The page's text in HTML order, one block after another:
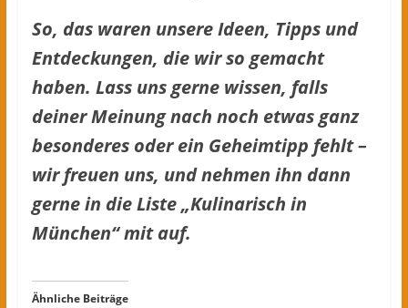
So, das waren unsere Ideen, Tipps und
Entdeckungen, die wir so gemacht
haben. Lass uns gerne wissen, falls
deiner Meinung nach noch etwas ganz
besonderes oder ein Geheimtipp fehlt –
wir freuen uns, und nehmen ihn dann
gerne in die Liste „Kulinarisch in
München“ mit auf.
Ähnliche Beiträge